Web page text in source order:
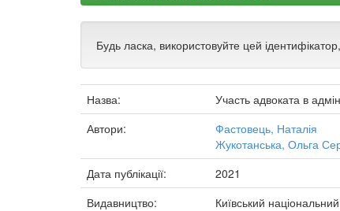
Будь ласка, використовуйте цей
Назва:
Участь адвоката в
Автори:
Фастовець, Наталія
Жукотанська, Ольга
Дата публікації:
2021
Видавництво:
Київський